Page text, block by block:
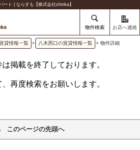
ト | ならすも【株式会社shinka】
物件検索 お店へ連絡
貸情報一覧 > 八木西口の賃貸情報一覧 > 物件詳細
掲載を終了しております。
再度検索をお願いします。
このページの先頭へ